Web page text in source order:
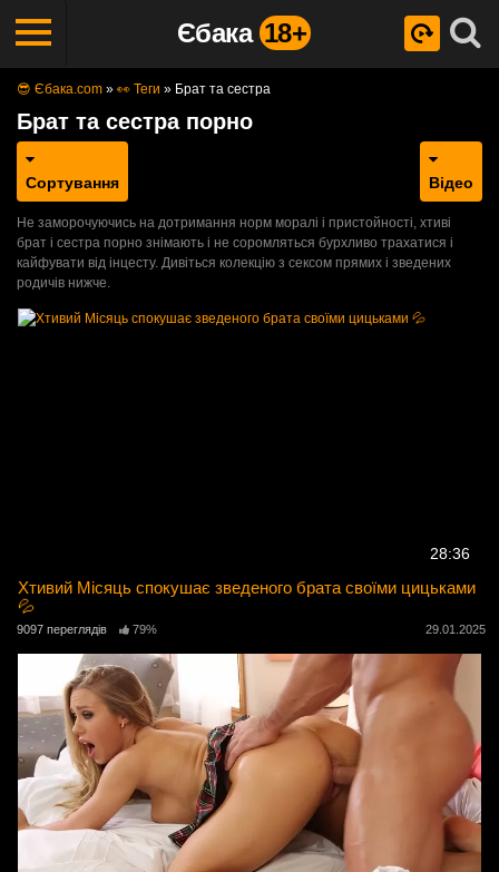
Єбака 18+
😎 Єбака.com » 👀 Теги » Брат та сестра
Брат та сестра порно
Сортування Відео
Не заморочуючись на дотримання норм моралі і пристойності, хтиві
брат і сестра порно знімають і не соромляться бурхливо трахатися і
кайфувати від інцесту. Дивіться колекцію з сексом прямих і зведених
родичів нижче.
28:36
Хтивий Місяць спокушає зведеного брата своїми цицьками
💦
9097 переглядів 79% 29.01.2025